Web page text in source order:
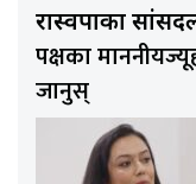
रास्वपाका
पक्षका
जानुस्